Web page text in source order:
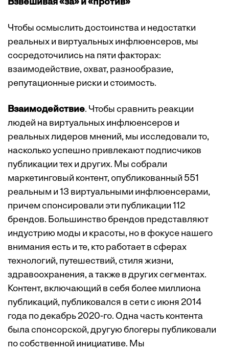
Взвешивая «за» и «против»
Чтобы осмыслить достоинства и недостатки
реальных и виртуальных инфлюенсеров, мы
сосредоточились на пяти факторах:
взаимодействие, охват, разнообразие,
репутационные риски и стоимость.
Взаимодействие. Чтобы сравнить реакции
людей на виртуальных инфлюенсеров и
реальных лидеров мнений, мы исследовали то,
насколько успешно привлекают подписчиков
публикации тех и других. Мы собрали
маркетинговый контент, опубликованный 551
реальным и 13 виртуальными инфлюенсерами,
причем спонсировали эти публикации 112
брендов. Большинство брендов представляют
индустрию моды и красоты, но в фокусе нашего
внимания есть и те, кто работает в сферах
технологий, путешествий, стиля жизни,
здравоохранения, а также в других сегментах.
Контент, включающий в себя более миллиона
публикаций, публиковался в сети с июня 2014
года по декабрь 2020-го. Одна часть контента
была спонсорской, другую блогеры публиковали
по собственной инициативе. Мы